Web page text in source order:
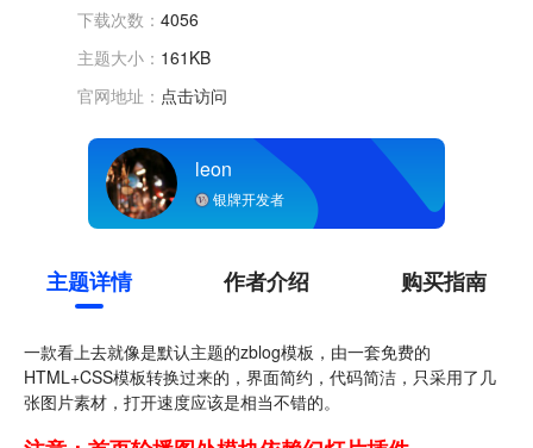
下载次数： 4056
主题大小： 161KB
官网地址： 点击访问
leon
银牌开发者
主题详情 作者介绍 购买指南
一款看上去就像是默认主题的zblog模板，由一套免费的
HTML+CSS模板转换过来的，界面简约，代码简洁，只采用了几
张图片素材，打开速度应该是相当不错的。